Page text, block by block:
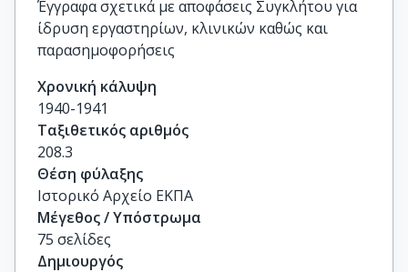
Έγγραφα σχετικά με αποφάσεις Συγκλήτου για
ίδρυση εργαστηρίων, κλινικών καθώς και
παρασημοφορήσεις
Χρονική κάλυψη
1940-1941
Ταξιθετικός αριθμός
208.3
Θέση φύλαξης
Ιστορικό Αρχείο ΕΚΠΑ
Μέγεθος / Υπόστρωμα
75 σελίδες
Δημιουργός